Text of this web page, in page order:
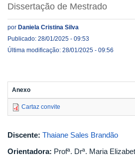
Dissertação de Mestrado
por Daniela Cristina Silva
Publicado: 28/01/2025 - 09:53
Última modificação: 28/01/2025 - 09:56
Anexo
Cartaz convite
Discente: Thaiane Sales Brandão
Orientadora: Profª. Drª. Maria